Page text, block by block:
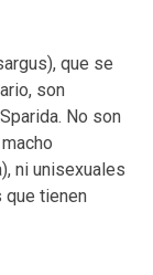
que se
son
No son
ni unisexuales
que tienen